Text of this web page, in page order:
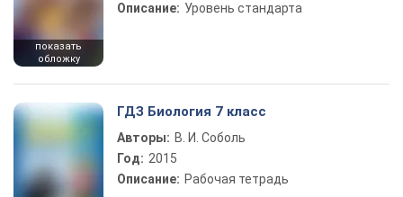
показать
обложку
Описание: Уровень стандарта
ГДЗ Биология 7 класс
Авторы: В. И. Соболь
Год: 2015
Описание: Рабочая тетрадь